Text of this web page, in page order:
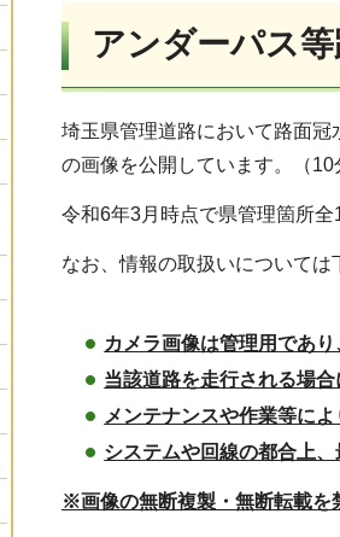
アンダーパス
埼玉県管理道路において路面
の画像を公開しています。（10
令和6年3月時点で県管理箇所全
なお、情報の取扱いについては
カメラ画像は管理用であ
当該道路を走行される場
メンテナンスや作業等に
システムや回線の都合上
※画像の無断複製・無断転載を